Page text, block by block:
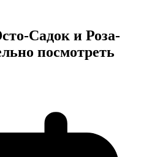
Садок и Роза-
посмотреть